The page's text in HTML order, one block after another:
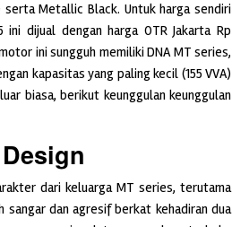
Metallic Black. Untuk harga sendiri
ini dijual dengan harga OTR Jakarta Rp
ini sungguh memiliki DNA MT series,
kapasitas yang paling kecil (155 VVA)
biasa, berikut keunggulan keunggulan
dari keluarga MT series, terutama
sangar dan agresif berkat kehadiran dua